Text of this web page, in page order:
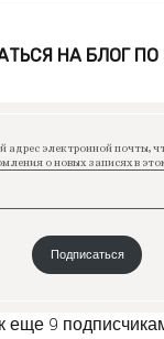
НА БЛОГ ПО
адрес электронной почты,
о новых записях в
Подписаться
еще 9